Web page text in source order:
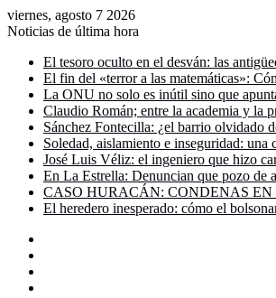
viernes, agosto 7 2026
Noticias de última hora
El tesoro oculto en el desván: las
El fin del «terror a las matemáticas»:
La ONU no solo es inútil sino que
Claudio Román; entre la academia y la
Sánchez Fontecilla: ¿el barrio olvidado
Soledad, aislamiento e inseguridad: una
José Luis Véliz: el ingeniero que hizo
En La Estrella: Denuncian que pozo de
CASO HURACÁN: CONDENAS
El heredero inesperado: cómo el